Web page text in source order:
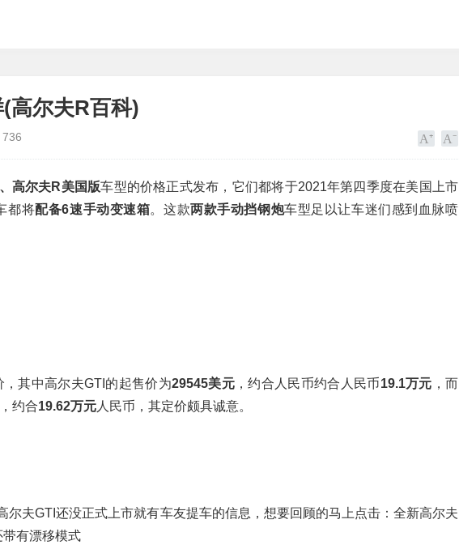
高尔夫R百科)
736
高尔夫R美国版车型的价格正式发布，它们都将于2021年第四季度在美国上市
都将配备6速手动变速箱。这款两款手动挡钢炮车型足以让车迷们感到血脉喷
其中高尔夫GTI的起售价为29545美元 ，约合人民币约合人民币19.1万元 ，而
，约合19.62万元 人民币，其定价颇具诚意。
尔夫GTI还没正式上市就有车友提车的信息，想要回顾的马上点击：全新高尔夫
有漂移模式